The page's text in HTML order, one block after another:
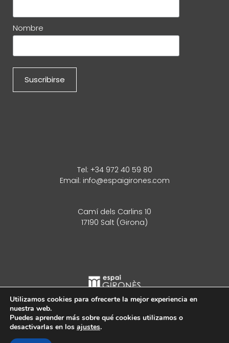
Tel: +34 972 40 59 80
Email: info@espaigirones.com
Camí dels Carlins 10
17190 Salt (Girona)
Nombre
Utilizamos cookies para ofrecerte la mejor experiencia en
nuestra web.
Puedes aprender más sobre qué cookies utilizamos o
desactivarlas en los ajustes.